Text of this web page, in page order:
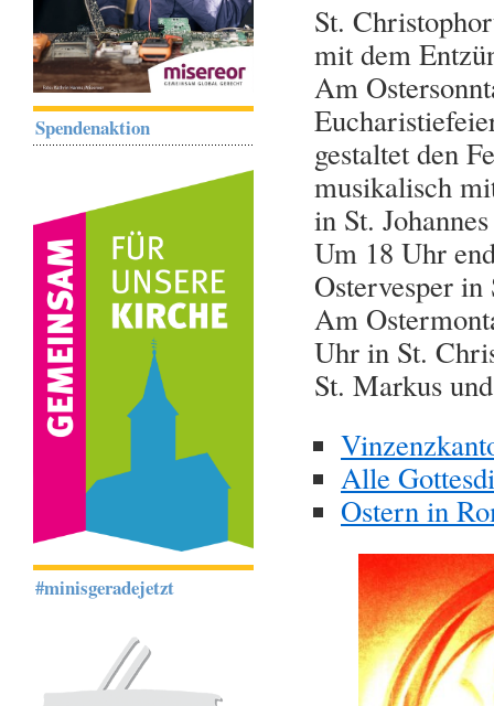
St.
mit dem
Am
gestaltet den
musikalisch
in St.
Um 18 Uhr
Ostervesper
Am
Uhr in St.
St. Markus
Alle
Ostern in
Spendenaktion
#minisgeradejetzt